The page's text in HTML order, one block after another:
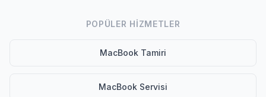
POPÜLER HIZMETLER
MacBook Tamiri
MacBook Servisi